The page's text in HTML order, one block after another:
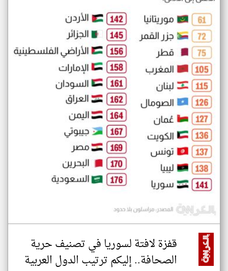
قفزة لافتة لسوريا في تصنيف حرية
الصحافة.. إليكم ترتيب الدول العربية